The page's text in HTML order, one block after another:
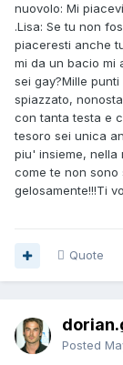
nuovoIo: Mi
.Lisa: Se tu non
piaceresti anche
mi da un bacio mi
sei gay?Mille
spiazzato,
con tanta testa e
tesoro sei unica
piu' insieme, nella
come te non sono
gelosamente!!!Ti
Quote
Posted